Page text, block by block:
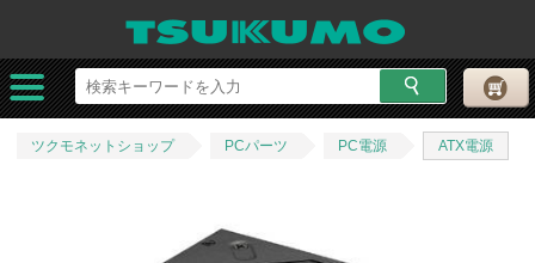
ツクモネットショップ PCパーツ PC電源 ATX電源